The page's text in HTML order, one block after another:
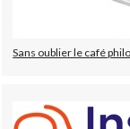
Sans oublier le café